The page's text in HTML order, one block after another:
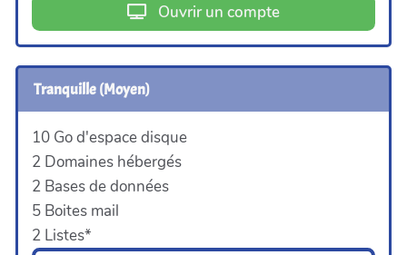
Ouvrir un compte
Tranquille (Moyen)
10 Go d'espace disque
2 Domaines hébergés
2 Bases de données
5 Boites mail
2 Listes*